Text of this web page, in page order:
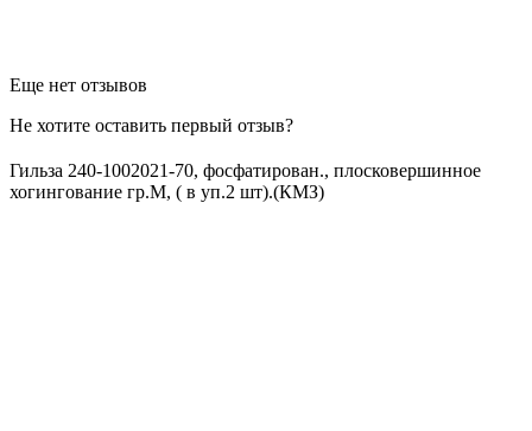
Еще нет отзывов
Не хотите оставить первый отзыв?
Гильза 240-1002021-70, фосфатирован., плосковершинное
хогингование гр.М, ( в уп.2 шт).(КМЗ)